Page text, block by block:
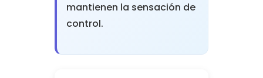
mantienen la sensación de
control.